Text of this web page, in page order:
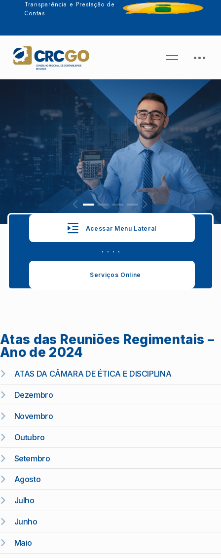
Transparência e Prestação de
Contas
Acessar Menu Lateral
. . . .
Serviços Online
Atas das Reuniões Regimentais –
Ano de 2024
ATAS DA CÂMARA DE ÉTICA E DISCIPLINA
Dezembro
Novembro
Outubro
Setembro
Agosto
Julho
Junho
Maio